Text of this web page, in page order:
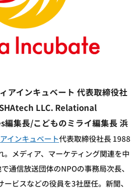
アインキュベート 代表取締役社
LLC. Relational
集長/こどものミライ編集長 浜
インキュベート代表取締役社長 1988
。メディア、マーケティング関連を中
通信放送団体のNPOの事務局次長、
ビスなどの役員を3社歴任。新聞、